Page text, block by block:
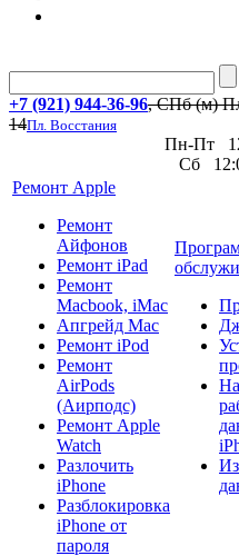
+7 (921) 944-36-96, СПб (м)
14Пл. Восстания
Пн-Пт
Сб
Ремонт Apple
Ремонт
Айфонов
Ремонт iPad
Ремонт
Macbook, iMac
Апгрейд Mac
Ремонт iPod
Ремонт
AirPods
(Аирподс)
Ремонт Apple
Watch
Разлочить
iPhone
Разблокировка
iPhone от
пароля